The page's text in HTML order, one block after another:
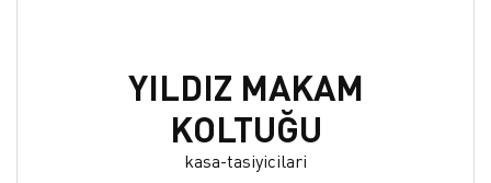
YILDIZ MAKAM
KOLTUĞU
kasa-tasiyicilari